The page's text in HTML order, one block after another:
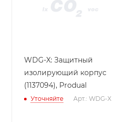
WDG-X: Защитный
изолирующий корпус
(1137094), Produal
Уточняйте Арт.: WDG-X